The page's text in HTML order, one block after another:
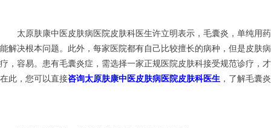
太原肤康中医皮肤病医院皮肤科医生许立明表示，毛囊炎，单纯用
能解决根本问题。此外，每家医院都有自己比较擅长的病种，但是皮肤
疗，容易。患有毛囊炎症，需选择一家正规医院皮肤科接受规范诊疗，
在此，您可以直接咨询太原肤康中医皮肤病医院皮肤科医生 ，了解毛囊